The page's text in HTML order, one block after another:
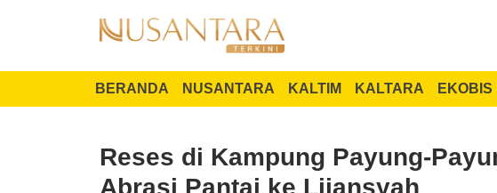
BERANDA NUSANTARA KALTIM KALTARA EKOBIS
Reses di Kampung Payung-
Abrasi Pantai ke Liiansyah